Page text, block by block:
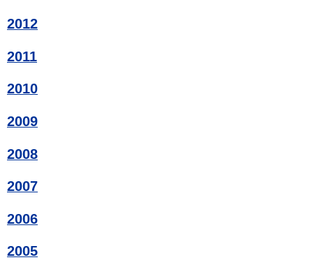
2012
2011
2010
2009
2008
2007
2006
2005